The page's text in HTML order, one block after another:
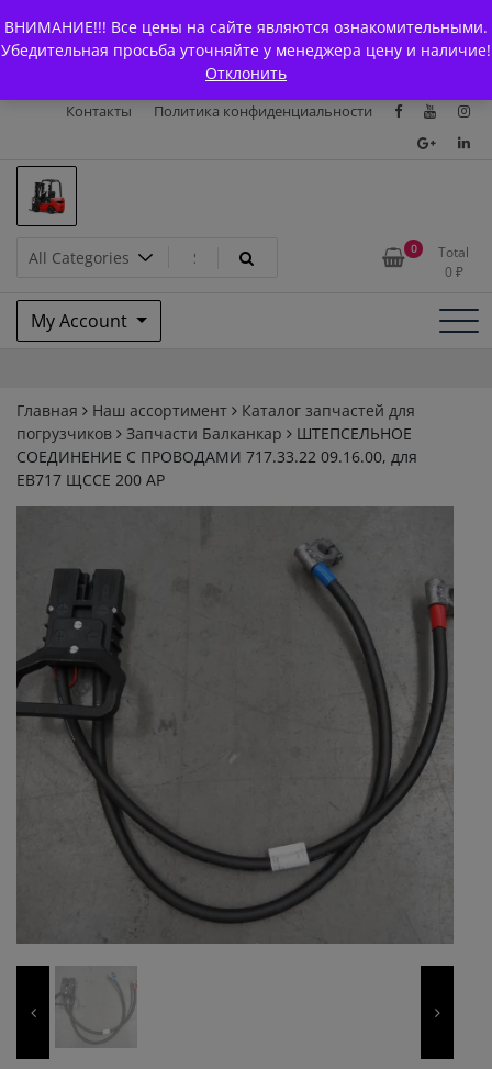
ВНИМАНИЕ!!! Все цены на сайте являются ознакомительными.
Убедительная просьба уточняйте у менеджера цену и наличие!
Отклонить
to
content
Главная
Магазин О Компании
Каталоги
Доставка и оплата
Контакты
Политика конфиденциальности
Запчасти для вилочых
погрузчиков и
электротележек Balkancar
0
Total
0 ₽
My Account
Главная Наш ассортимент
Каталог запчастей для
погрузчиков
Запчасти Балканкар
ШТЕПСЕЛЬНОЕ
СОЕДИНЕНИЕ С ПРОВОДАМИ 717.33.22 09.16.00, для
ЕВ717 ЩССЕ 200 АР